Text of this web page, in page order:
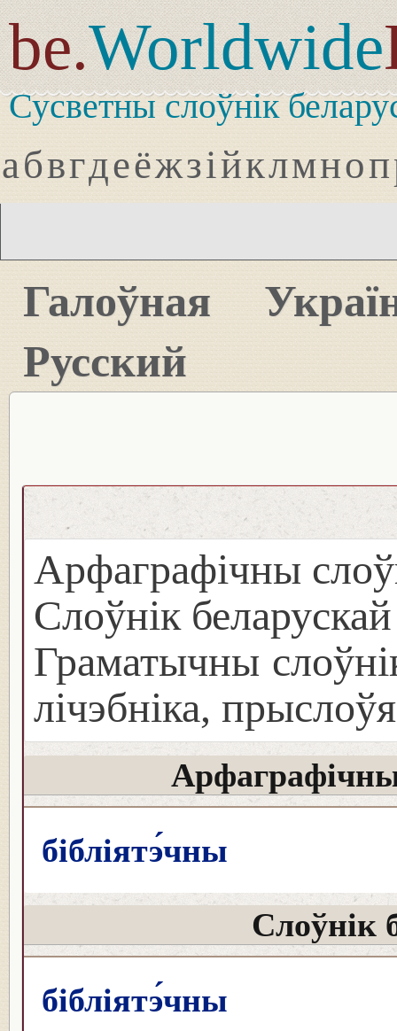
be.Worldwide
Сусветны слоўнік
абвгдеёжзійклмноп
Галоўная
Русский
Арфаграфічны
Слоўнік
Граматычны
лічэбніка, прыслоўя
бібліятэ́чны
Слоўнік
бібліятэ́чны